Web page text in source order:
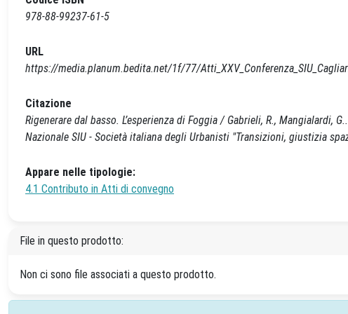
978-88-99237-61-5
URL
https://media.planum.bedita.net/1f/77/
Citazione
Rigenerare dal basso. L’esperienza di Foggia / Gabrieli, R., Mangialardi,
Nazionale SIU - Società italiana degli Urbanisti "Transizioni, giustizia
Appare nelle tipologie:
4.1 Contributo in Atti di convegno
File in questo prodotto:
Non ci sono file associati a questo prodotto.